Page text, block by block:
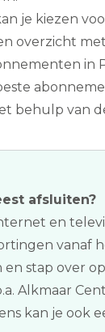
je kiezen
overzicht
in
behulp van
afsluiten?
en
vanaf
stap over
Alkmaar
kan je ook